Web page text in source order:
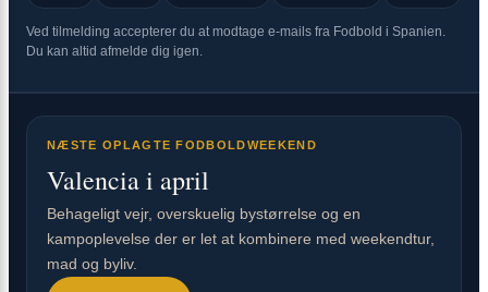
Ved tilmelding accepterer du at modtage e-mails fra Fodbold i Spanien.
Du kan altid afmelde dig igen.
NÆSTE OPLAGTE FODBOLDWEEKEND
Valencia i april
Behageligt vejr, overskuelig bystørrelse og en
kampoplevelse der er let at kombinere med weekendtur,
mad og byliv.